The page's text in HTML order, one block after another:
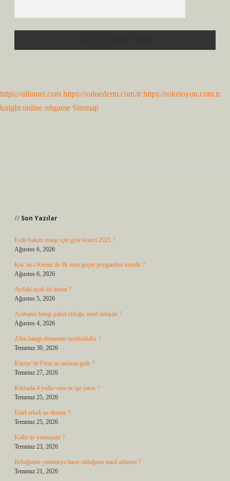
https://altinnet.com https://valuederm.com.tr https://roketoyun.com.tr
knight online nttgame Sitemap
Son Yazılar
Evde bakım maaşı için gelir kriteri 2025 ?
Ağustos 6, 2026
Kur’an-ı Kerim’de ilk ismi geçen peygamber kimdir ?
Ağustos 6, 2026
Aydaki ayak izi kimin ?
Ağustos 5, 2026
Arabanın hangi paket olduğu nasıl anlaşılır ?
Ağustos 4, 2026
Altın hangi elementin sembolüdür ?
Temmuz 30, 2026
Kürtçe’de Firaz ne anlama gelir ?
Temmuz 27, 2026
Klimada 4 yollu vana ne işe yarar ?
Temmuz 25, 2026
Entel erkek ne demek ?
Temmuz 25, 2026
Kalbi ne yumuşatır ?
Temmuz 23, 2026
Bebeğimin yürümeye hazır olduğunu nasıl anlarım ?
Temmuz 21, 2026